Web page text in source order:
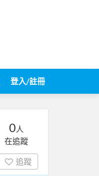
登入/註冊
0人
在追蹤
追蹤